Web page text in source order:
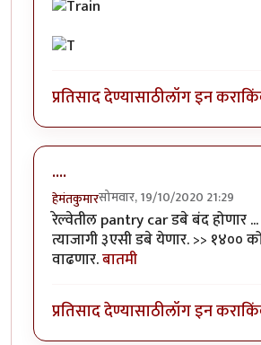
प्रतिसाद देण्यासाठीलॉग इन करा
....
हेमंतकुमारसोमवार, 19/10/2020 21:29
रेल्वेतील pantry car डबे बंद होणार ...
त्याजागी ३एसी डबे येणार. >> १४००
वाढणार.बातमी
प्रतिसाद देण्यासाठीलॉग इन करा